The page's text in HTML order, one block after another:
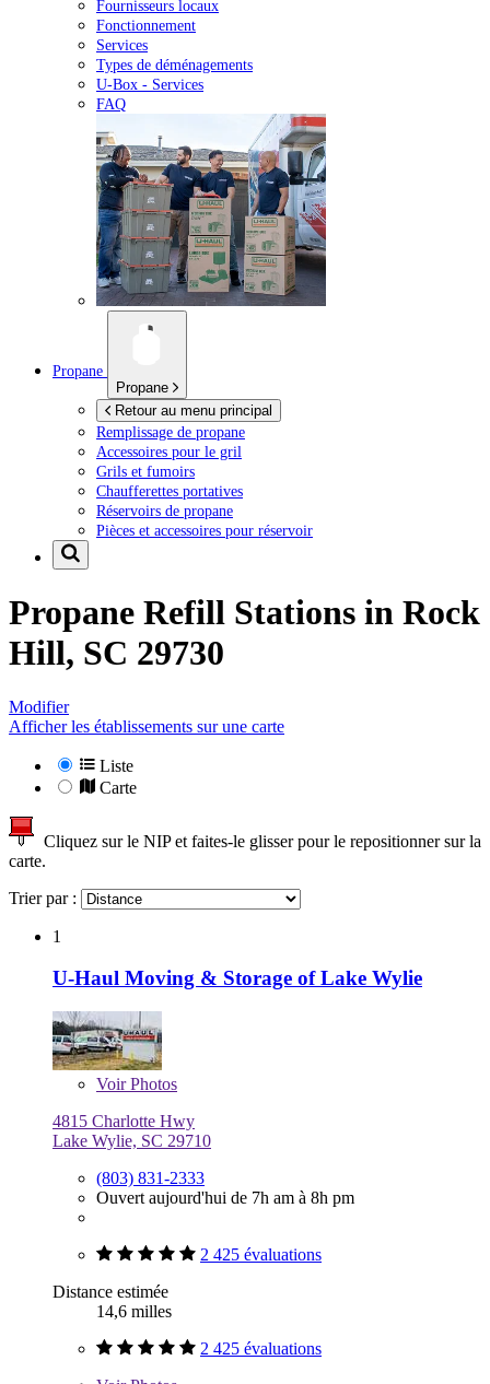
Fournisseurs locaux
Fonctionnement
Services
Types de déménagements
U-Box - Services
FAQ
Propane
Propane
Retour au menu principal
Remplissage de propane
Accessoires pour le gril
Grils et fumoirs
Chaufferettes portatives
Réservoirs de propane
Pièces et accessoires pour réservoir
Propane Refill Stations in Rock
Hill, SC 29730
Modifier
Afficher les établissements sur une carte
Liste
Carte
Cliquez sur le NIP et faites-le glisser pour le repositionner sur la
carte.
Trier par :
1
U-Haul Moving & Storage of Lake Wylie
VoirPhotos
4815 Charlotte Hwy
Lake Wylie, SC 29710
(803) 831-2333
Ouvert aujourd'hui de 7h am à 8h pm
2 425 évaluations
Distance estimée
14,6 milles
2 425 évaluations